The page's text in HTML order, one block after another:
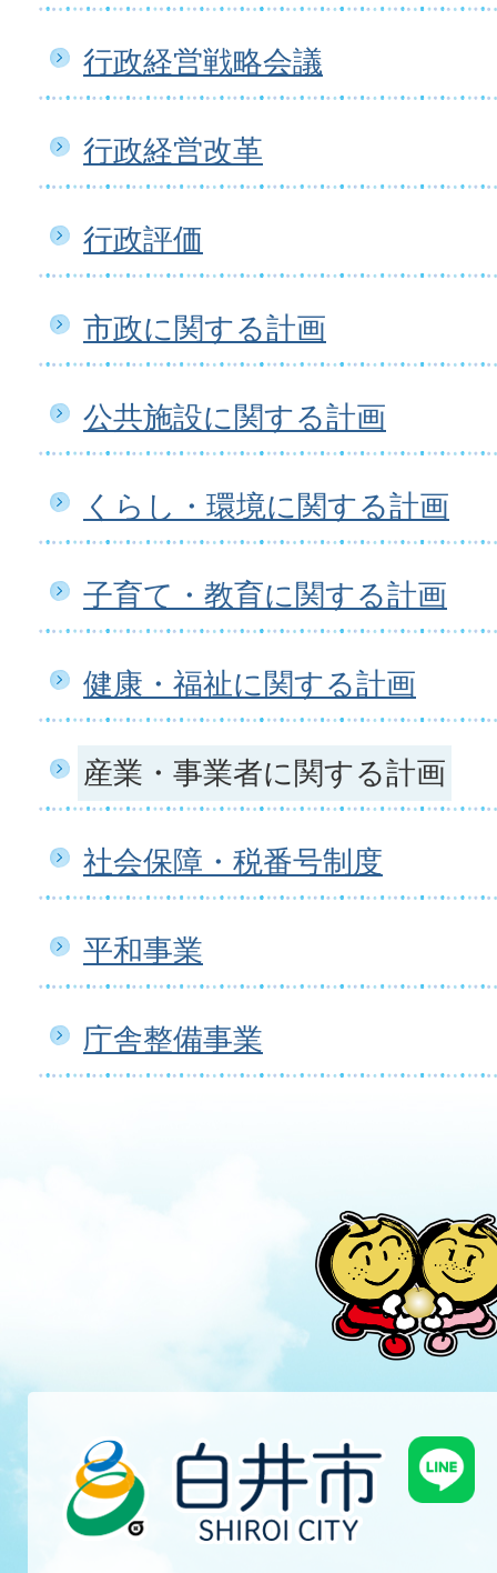
行政経営戦略会議
行政経営改革
行政評価
市政に関する計画
公共施設に関する計画
くらし・環境に関する計画
子育て・教育に関する計画
健康・福祉に関する計画
産業・事業者に関する計画
社会保障・税番号制度
平和事業
庁舎整備事業